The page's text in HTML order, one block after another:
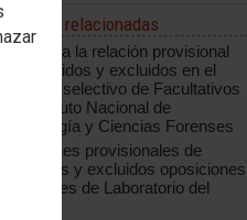
Noticias relacionadas
Publicada la relación provisional
de admitidos y excluidos en el
proceso selectivo de Facultativos
del Instituto Nacional de
Toxicología y Ciencias Forenses
Relaciones provisionales de
admitidos y excluidos oposiciones
Ayudantes de Laboratorio del